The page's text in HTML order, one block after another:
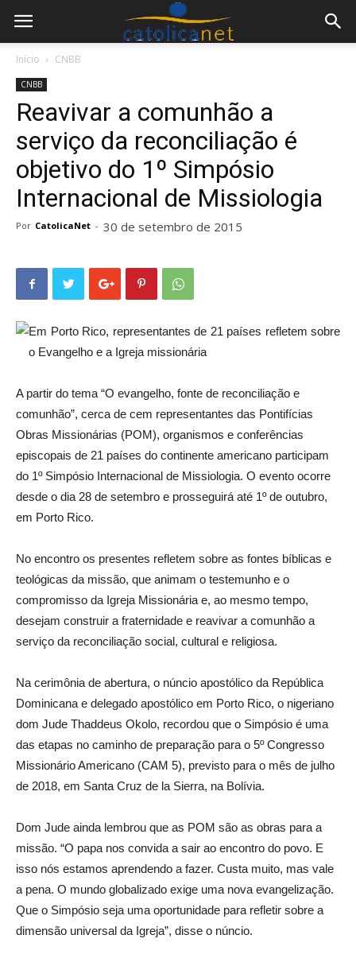
Início CNBB
CNBB
Reavivar a comunhão a
serviço da reconciliação é
objetivo do 1º Simpósio
Internacional de Missiologia
Por CatolicaNet - 30 de setembro de 2015
Em Porto Rico, representantes de 21 países refletem sobre
o Evangelho e a Igreja missionária
A partir do tema “O evangelho, fonte de reconciliação e
comunhão”, cerca de cem representantes das Pontifícias
Obras Missionárias (POM), organismos e conferências
episcopais de 21 países do continente americano participam
do 1º Simpósio Internacional de Missiologia. O evento ocorre
desde o dia 28 de setembro e prosseguirá até 1º de outubro,
em Porto Rico.
No encontro os presentes refletem sobre as fontes bíblicas e
teológicas da missão, que animam o testemunho e o
compromisso da Igreja Missionária e, ao mesmo tempo,
desejam construir a fraternidade e reavivar a comunhão a
serviço da reconciliação social, cultural e religiosa.
Na cerimônia de abertura, o núncio apostólico da República
Dominicana e delegado apostólico em Porto Rico, o nigeriano
dom Jude Thaddeus Okolo, recordou que o Simpósio é uma
das etapas no caminho de preparação para o 5º Congresso
Missionário Americano (CAM 5), previsto para o mês de julho
de 2018, em Santa Cruz de la Sierra, na Bolívia.
Dom Jude ainda lembrou que as POM são as obras para a
missão. “O papa nos convida a sair ao encontro do povo. E
isso nós estamos aprendendo a fazer. Custa muito, mas vale
a pena. O mundo globalizado exige uma nova evangelização.
Que o Simpósio seja uma oportunidade para refletir sobre a
dimensão universal da Igreja”, disse o núncio.